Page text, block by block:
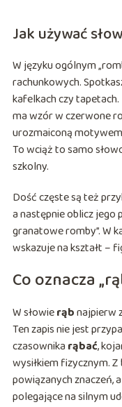
Jak używać
W języku ogólnym
rachunkowych.
kafelkach czy
ma wzór w czerwone
urozmaiconą
To wciąż to samo
szkolny.
Dość częste są też
a następnie oblicz jego
granatowe romby”. W
wskazuje na kształt –
Co oznacza
W słowierąbnajpierw
Ten zapis nie jest
czasownika rąbać,
wysiłkiem fizycznym. Z
powiązanych znaczeń,
polegające na silnym